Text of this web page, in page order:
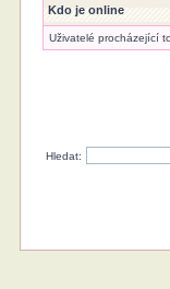
Kdo je online
Uživatelé procházející
Hledat: